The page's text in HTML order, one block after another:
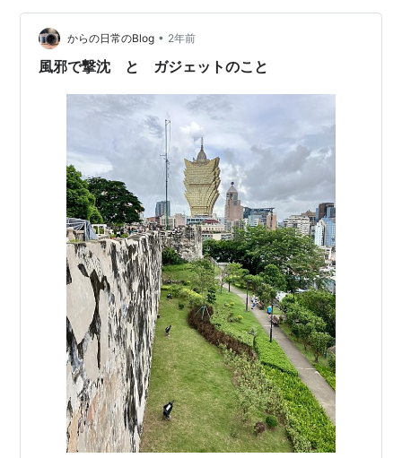
は、きっと参考になると思います。 のどのケア、ちょっ
と意識するだけで毎日がもっとラクになりますよ。 龍角
散 龍角散ののどすっきり飴袋 88g×6袋…
からの日常のBlog • 2年前
風邪で撃沈 と ガジェットのこと